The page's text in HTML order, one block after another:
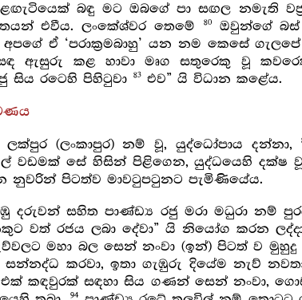
බඳු මට ඔබගේ පා සඟල නමැති
එවීය. ලංකේශ්වර තෙමේ
80ඔවුන්ගේ බස්
ඒ ‘පරාක්‍රමබාහු’ යන නම කෙසේ
ඇසුරු කළ හාවා මෘග සතුරෙකු වූ
සිය රටෙහි පිහිටුවා
83 එව” යි විධාන කළේය.
(ලංකාපුර) නම් වූ, යුද්ධෝපාය දන්නා,
වඩමක් සේ හිසින් පිළිගෙන, යුද්ධයෙහි දක්ෂ වූ
නුවරින් පිටත්ව මාවටුපටුනට පැමිණියේය.
දරුවන් සහිත පාණ්ඩ්‍ය රජු මරා මධුරා නම්
වත් රජය ලබා දේවා” යි නියෝග කරන
මහා බල සෙන් නංවා (ඉන්) පිටත් ව මුහුදු
සන්නද්ධ කරවා, ඉතා ගැඹුරු දියේම නැව්
කඳවුරක් සඳහා සිය ගණන් සෙන් නංවා,
94